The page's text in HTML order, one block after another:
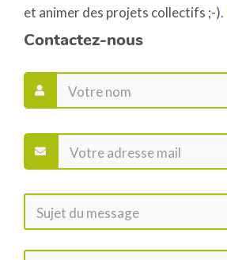
et animer des projets collectifs ;-).
Contactez-nous